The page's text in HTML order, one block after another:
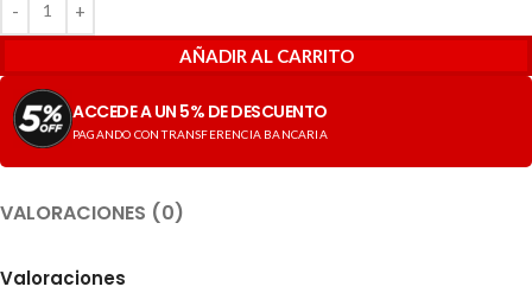
AÑADIR AL CARRITO
ACCEDE A UN 5% DE DESCUENTO
PAGANDO CON TRANSFERENCIA BANCARIA
VALORACIONES (0)
Valoraciones